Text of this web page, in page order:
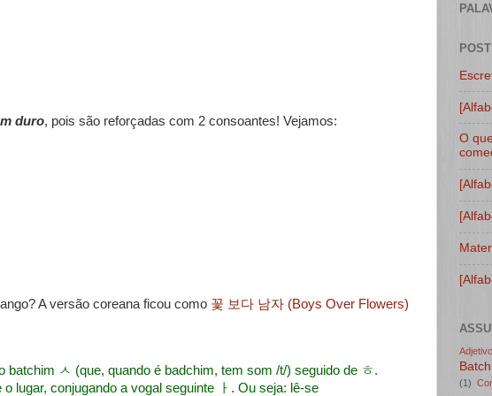
duro, pois são reforçadas com 2 consoantes! Vejamos:
A versão coreana ficou como 꽃 보다 남자 (Boys Over Flowers)
batchim ㅅ (que, quando é badchim, tem som /t/) seguido de ㅎ.
lugar, conjugando a vogal seguinte ㅏ. Ou seja: lê-se
O
(1)